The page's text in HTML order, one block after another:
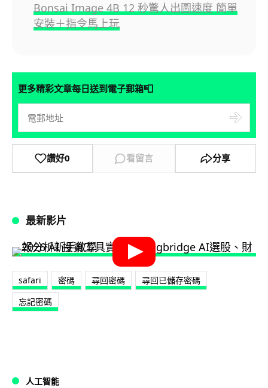
Bonsai Image 4B 12 秒驚人出圖速度 簡單
安裝＋指令馬上玩
更多精彩文章每日送到電子郵箱📮
讚好0 看留言 分享
最新影片
safari 密碼 尋回密碼
尋回已儲存密碼
忘記密碼
人工智能